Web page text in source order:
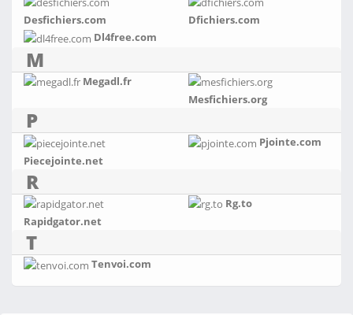
Desfichiers.com
Dfichiers.com
Dl4free.com
M
Megadl.fr
Mesfichiers.org
P
Piecejointe.net
Pjointe.com
R
Rapidgator.net
Rg.to
T
Tenvoi.com